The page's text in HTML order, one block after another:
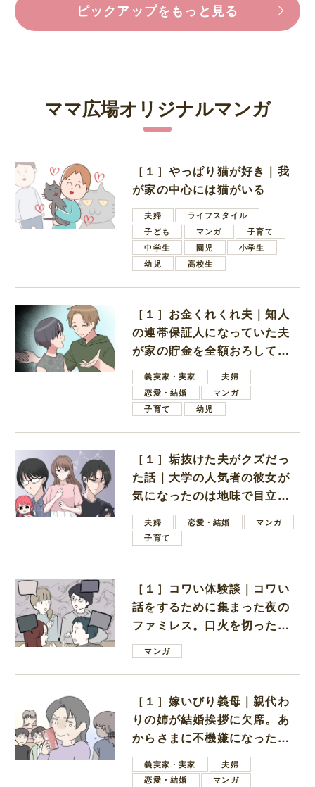
ピックアップをもっと見る
ママ広場オリジナルマンガ
［１］やっぱり猫が好き｜我
が家の中心には猫がいる
夫婦
ライフスタイル
子ども
マンガ
子育て
中学生
園児
小学生
幼児
高校生
［１］お金くれくれ夫｜知人
の連帯保証人になっていた夫
が家の貯金を全額おろしてほ
しいと言ってきた
義実家・実家
夫婦
恋愛・結婚
マンガ
子育て
幼児
［１］垢抜けた夫がクズだっ
た話｜大学の人気者の彼女が
気になったのは地味で目立た
ない男子学生
夫婦 恋愛・結婚
マンガ
子育て
［１］コワい体験談｜コワい
話をするために集まった夜の
ファミレス。口火を切ったの
は電車好きの男の子ママ
マンガ
［１］嫁いびり義母｜親代わ
りの姉が結婚挨拶に欠席。あ
からさまに不機嫌になった義
母義実家・実家
夫婦
恋愛・結婚
マンガ